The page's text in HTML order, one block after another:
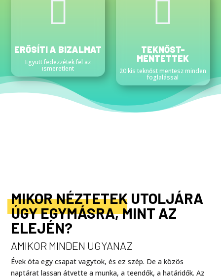

ERŐSÍTI A BIZALMAT
Együtt fedezzétek fel az
ismeretlent

TEKNŐST-
MENTETTEK
20 kis teknőst mentesz minden
foglalással
MIKOR NÉZTETEK UTOLJÁRA
ÚGY EGYMÁSRA, MINT AZ
ELEJÉN?
AMIKOR MINDEN UGYANAZ
Évek óta egy csapat vagytok, és ez szép. De a közös
naptárat lassan átvette a munka, a teendők, a határidők. Az